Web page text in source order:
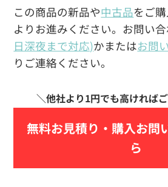
この商品の新品や中古品をご
よりお進みください。お問い
日深夜まで対応)かまたはお問
りご連絡ください。
無料お見積り・ 購入お問
ら